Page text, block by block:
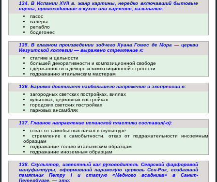
134. В Испании XVII в. жанр картины, нередко включавший бытовые
сцены, происходившие в кухне или харчевне, назывался:
пасос
валеры
ретабло
бодегонес
135. В главном произведении зодчего Хуана Гомес де Мора — церкви
Иезуитской коллегии — выражено стремление к:
статике и цельности
большей декоративности и композиционной свободе
сдержанности в декоре и композиционной строгости
подражанию итальянским мастерам
136. Барокко достигает наибольшего напряжения и экспрессии в:
загородных светских постройках, виллах
культовых, церковных постройках
городских светских постройках
парковых ансамблях
137. Главное направление испанской пластики составил(-о):
отказ от самобытных начал в скульптуре
стремление к самобытности, отказ от подражательности иноземным
образцам
подражание только итальянским образцам
подражание иноземным образцам
138. Скульптор, известный как руководитель Севрской фарфоровой
мануфактуры, оформивший парижскую церковь Сен-Рок, создавший
памятник Петру I и статую «Медного всадника» в Санкт-
Петербурге, — это: